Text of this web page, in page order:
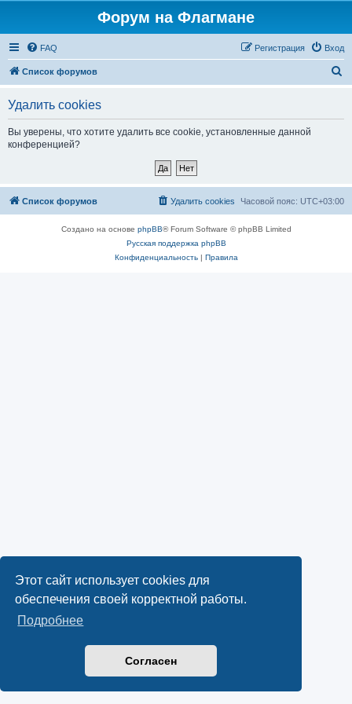
Этот сайт использует cookies для
обеспечения своей корректной работы.
Подробнее
Согласен
Форум на Флагмане
FAQ Вход
Регистрация
Список форумов
Удалить cookies
Вы уверены, что хотите удалить все cookie, установленные данной
конференцией?
Список форумов Часовой пояс: UTC+03:00
Удалить cookies
Создано на основе phpBB® Forum Software © phpBB Limited
Русская поддержка phpBB
Конфиденциальность| Правила